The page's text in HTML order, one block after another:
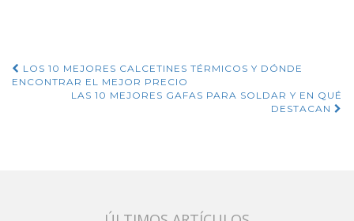
Navegación
LOS 10 MEJORES CALCETINES TÉRMICOS Y DÓNDE
ENCONTRAR EL MEJOR PRECIO
LAS 10 MEJORES GAFAS PARA SOLDAR Y EN QUÉ
DESTACAN